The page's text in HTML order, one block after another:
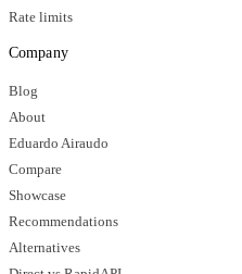
Rate limits
Company
Blog
About
Eduardo Airaudo
Compare
Showcase
Recommendations
Alternatives